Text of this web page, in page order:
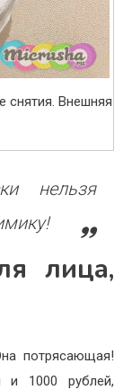
снятия. Внешняя
нельзя
лица,
потрясающая!
1000 рублей,